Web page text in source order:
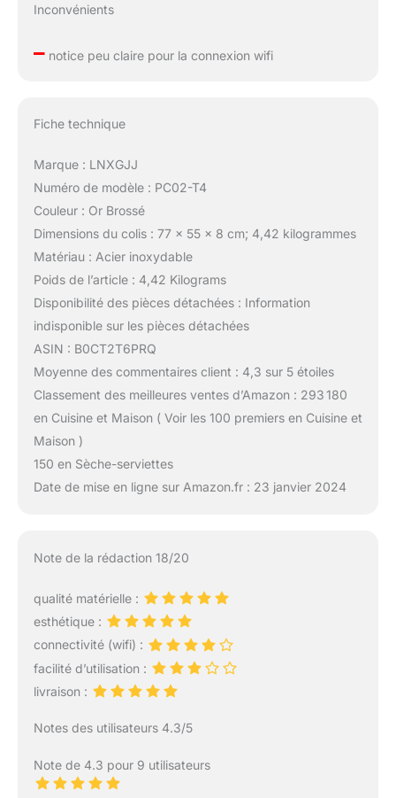
Inconvénients
–notice peu claire pour la connexion wifi
Fiche technique
Marque : LNXGJJ
Numéro de modèle : PC02-T4
Couleur : Or Brossé
Dimensions du colis : 77 x 55 x 8 cm; 4,42 kilogrammes
Matériau : Acier inoxydable
Poids de l’article : 4,42 Kilograms
Disponibilité des pièces détachées : Information
indisponible sur les pièces détachées
ASIN : B0CT2T6PRQ
Moyenne des commentaires client : 4,3 sur 5 étoiles
Classement des meilleures ventes d’Amazon : 293 180
en Cuisine et Maison ( Voir les 100 premiers en Cuisine et
Maison )
150 en Sèche-serviettes
Date de mise en ligne sur Amazon.fr : 23 janvier 2024
Note de la rédaction 18/20
qualité matérielle :
esthétique :
connectivité (wifi) :
facilité d’utilisation :
livraison :
Notes des utilisateurs 4.3/5
Note de 4.3 pour 9 utilisateurs